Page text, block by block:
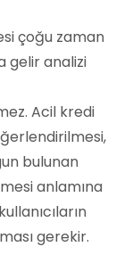
çoğu zaman
gelir analizi
Acil kredi
bulunan
anlamına
gerekir.